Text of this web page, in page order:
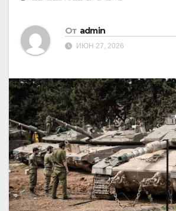
От admin
ИЮН 27, 2026